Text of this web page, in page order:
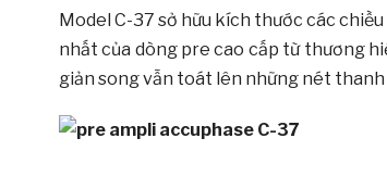
Model C-37 sở hữu kích thước các
nhất của dòng pre cao cấp từ thương
giản song vẫn toát lên những nét